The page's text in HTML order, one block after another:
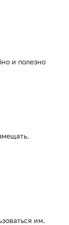
и полезно
им.